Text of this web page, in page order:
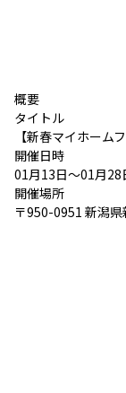
概要
タイトル
【新春マイホームフ
開催日時
01月13日～01月28
開催場所
〒950-0951 新潟